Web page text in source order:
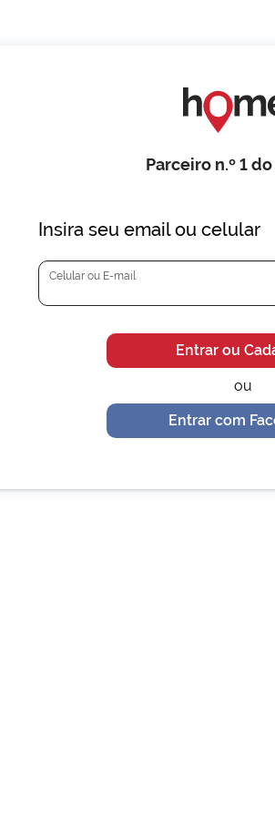
Parceiro n.º 1
Insira seu email ou celular
Celular ou E-mail
Entrar ou
ou
Entrar com